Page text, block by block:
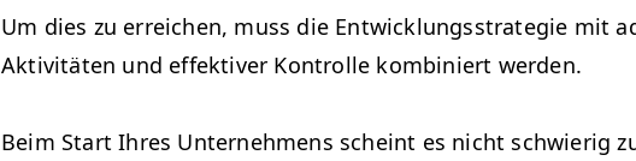
Um dies zu erre­ichen, muss die Entwick­lungsstrate­gie mit
Aktiv­itäten und effek­tiv­er Kon­trolle kom­biniert werden.
Beim Start Ihres Unternehmens scheint es nicht schwierig